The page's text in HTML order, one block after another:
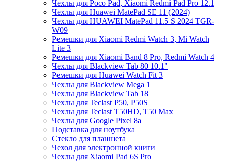
Чехлы для Poco Pad, Xiaomi Redmi Pad Pro 12.1
Чехлы для Huawei MatePad SE 11 (2024)
Чехлы для HUAWEI MatePad 11.5 S 2024 TGR-
W09
Ремешки для Xiaomi Redmi Watch 3, Mi Watch
Lite 3
Ремешки для Xiaomi Band 8 Pro, Redmi Watch 4
Чехлы для Blackview Tab 80 10.1"
Ремешки для Huawei Watch Fit 3
Чехлы для Blackview Mega 1
Чехлы для Blackview Tab 18
Чехлы для Teclast P50, P50S
Чехлы для Teclast T50HD, T50 Max
Чехлы для Google Pixel 8a
Подставка для ноутбука
Стекло для планшета
Чехол для электронной книги
Чехлы для Xiaomi Pad 6S Pro